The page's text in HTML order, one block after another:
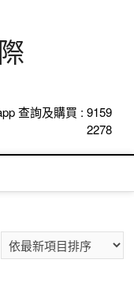
查詢及購買 : 9159
2278